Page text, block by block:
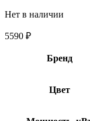
Нет в наличии
5590 ₽
Бренд
Цвет